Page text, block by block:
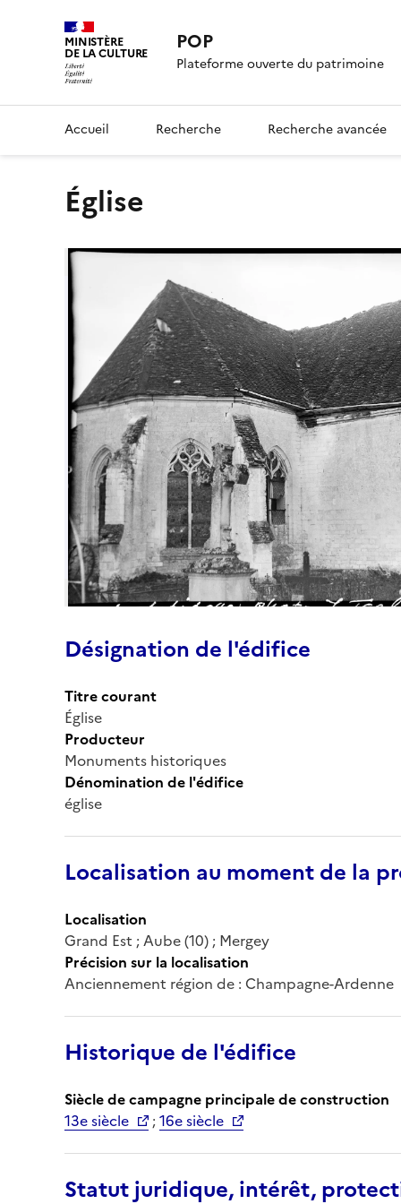
MINISTÈRE
DE LA CULTURE POP
Plateforme ouverte du patrimoine
Accueil Recherche Recherche avancée
Église
Désignation de l'édifice
Titre courant
Église
Producteur
Monuments historiques
Dénomination de l'édifice
église
Localisation au moment de la
Localisation
Grand Est ; Aube (10) ; Mergey
Précision sur la localisation
Anciennement région de : Champagne-Ardenne
Historique de l'édifice
Siècle de campagne principale de construction
13e siècle
;16e siècle
Statut juridique, intérêt,